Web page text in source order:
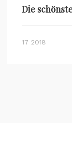
Die
17 2018